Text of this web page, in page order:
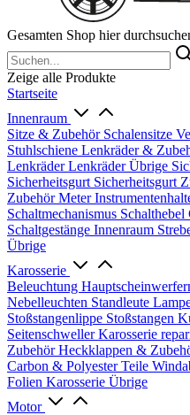
Gesamten Shop hier
Zeige alle Produkte
Startseite
Innenraum
Sitze & Zubehör Schalensitze
Stuhlschiene Lenkräder &
LenkräderLenkräder Übrige
Sicherheitsgurt Sicherheitsgurt
ZubehörMeter
Schaltmechanismus Schalthebel
Schaltgestänge Innenraum
Übrige
Karosserie
Beleuchtung
Nebelleuchten Standleute
Stoßstangenlippe Stoßstangen
SeitenschwellerKarosserie
ZubehörHeckklappen &
Carbon & Polyester Teile
Folien Karosserie Übrige
Motor